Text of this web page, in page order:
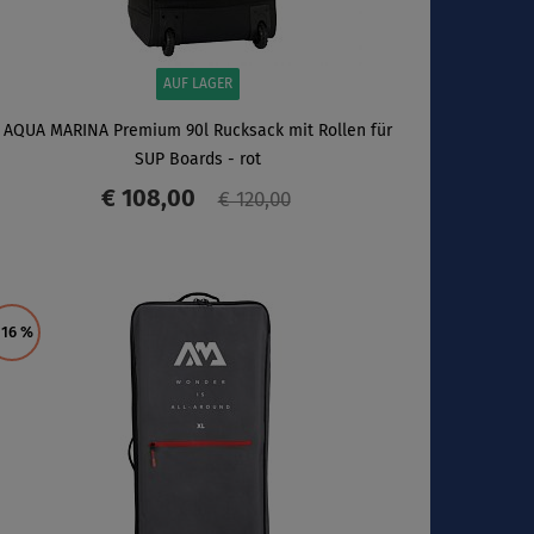
AUF LAGER
AQUA MARINA Premium 90l Rucksack mit Rollen für
SUP Boards - rot
€ 108,00 € 120,00
%